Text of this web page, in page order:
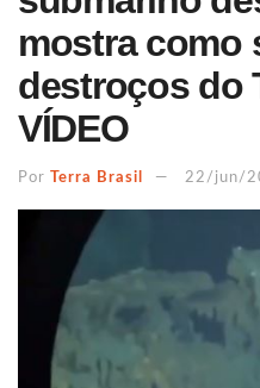
mostra como
destroços do
VÍDEO
Por Terra Brasil 22/jun/